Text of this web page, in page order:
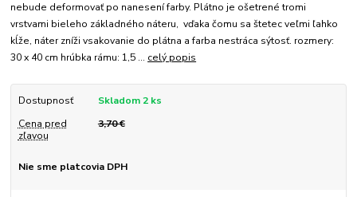
nebude deformovať po nanesení farby. Plátno je ošetrené tromi
vrstvami bieleho základného náteru, vďaka čomu sa štetec veľmi ľahko
kĺže, náter zníži vsakovanie do plátna a farba nestráca sýtosť. rozmery:
30 x 40 cm hrúbka rámu: 1,5 ... celý popis
Dostupnosť
Skladom 2 ks
Cena pred
zľavou
3,70 €
Nie sme platcovia DPH